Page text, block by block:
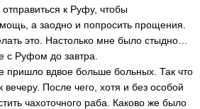
к Руфу, чтобы
а заодно и попросить прощения.
это. Настолько мне было стыдно…
с Руфом до завтра.
пришло вдвое больше больных. Так что
После чего, хотя и без особой
чахоточного раба. Каково же было